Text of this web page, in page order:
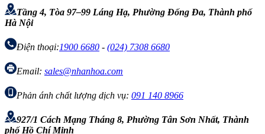
Tầng 4, Tòa 97–99 Láng Hạ, Phường Đống Đa, Thành phố
Hà Nội
Điện thoại:1900 6680 - (024) 7308 6680
Email: sales@nhanhoa.com
Phản ánh chất lượng dịch vụ: 091 140 8966
927/1 Cách Mạng Tháng 8, Phường Tân Sơn Nhất, Thành
phố Hồ Chí Minh